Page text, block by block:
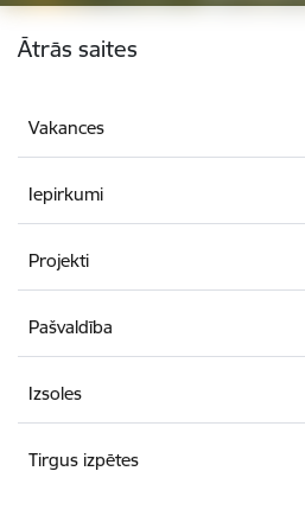
Kājene
Ātrās saites
Vakances
Iepirkumi
Projekti
Pašvaldība
Izsoles
Tirgus izpētes